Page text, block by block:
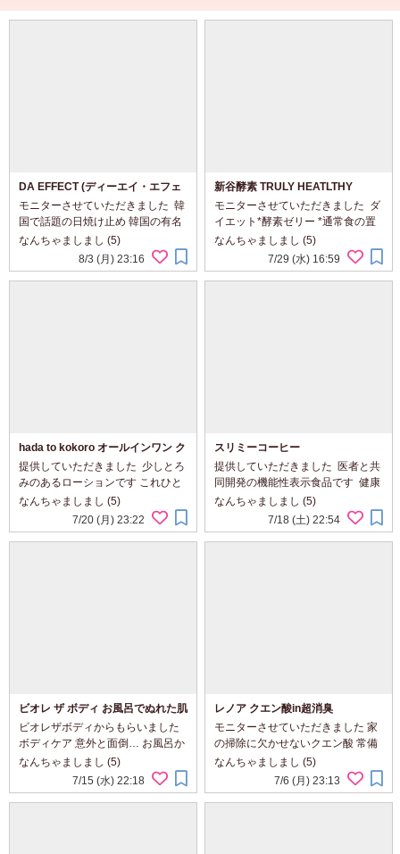
DA EFFECT (ディーエイ・エフェ
クト) ハイドロサンスクリーン
モニターさせていただきました ⁡ 韓
国で話題の日焼け止め 韓国の有名
皮膚科で開発された医師が選んだ
スキンケアと言われているそうで
す 乳液のようなテクスチャー 軽い
なんちゃましまし (5)
8/3 (月) 23:16
新谷酵素 TRULY HEATLTHY
モニターさせていただきました ⁡ ダ
イエット*酵素ゼリー *通常食の置
換えとして ◇カットゼリー濃厚ザ
クロ味 ◇スムースアウトゼリー さ
っぱりアロエ味 ⁡ ザクロ味は食後の
なんちゃましまし (5)
7/29 (水) 16:59
hada to kokoro オールインワン ク
リーム化粧水
提供していただきました ⁡ 少しとろ
みのあるローションです これひと
つで 化粧水・乳液・美容液・クリ
ームまで 朝晩洗顔後にこれだけで
スキンケア完結！ ⁡ 毎日暑い💦 さっ
なんちゃましまし (5)
7/20 (月) 23:22
スリミーコーヒー
提供していただきました ⁡ 医者と共
同開発の機能性表示食品です ⁡ 健康
と美容をサポート 毎日の1杯を置
換えて健康習慣を始めてみました ⁡
空腹時の血糖値の改善や肥満気味
なんちゃましまし (5)
7/18 (土) 22:54
ビオレ ザ ボディ お風呂でぬれた肌
に使うボディ乳液（無香料）
⁡ビオレザボディからもらいました ⁡
ボディケア 意外と面倒… お風呂か
ら出て先ずは顔から ボディは後回
し その間にどんどん乾燥が始まっ
ています ⁡ このボディ乳液はお風呂
なんちゃましまし (5)
7/15 (水) 22:18
レノア クエン酸in超消臭
モニターさせていただきました 家
の掃除に欠かせないクエン酸 常備
しているお家もあるのではないで
しょうか？ ⁡ 柔軟剤の代わりに！ 古
くなったタオルやいつの間にか襟
なんちゃましまし (5)
7/6 (月) 23:13